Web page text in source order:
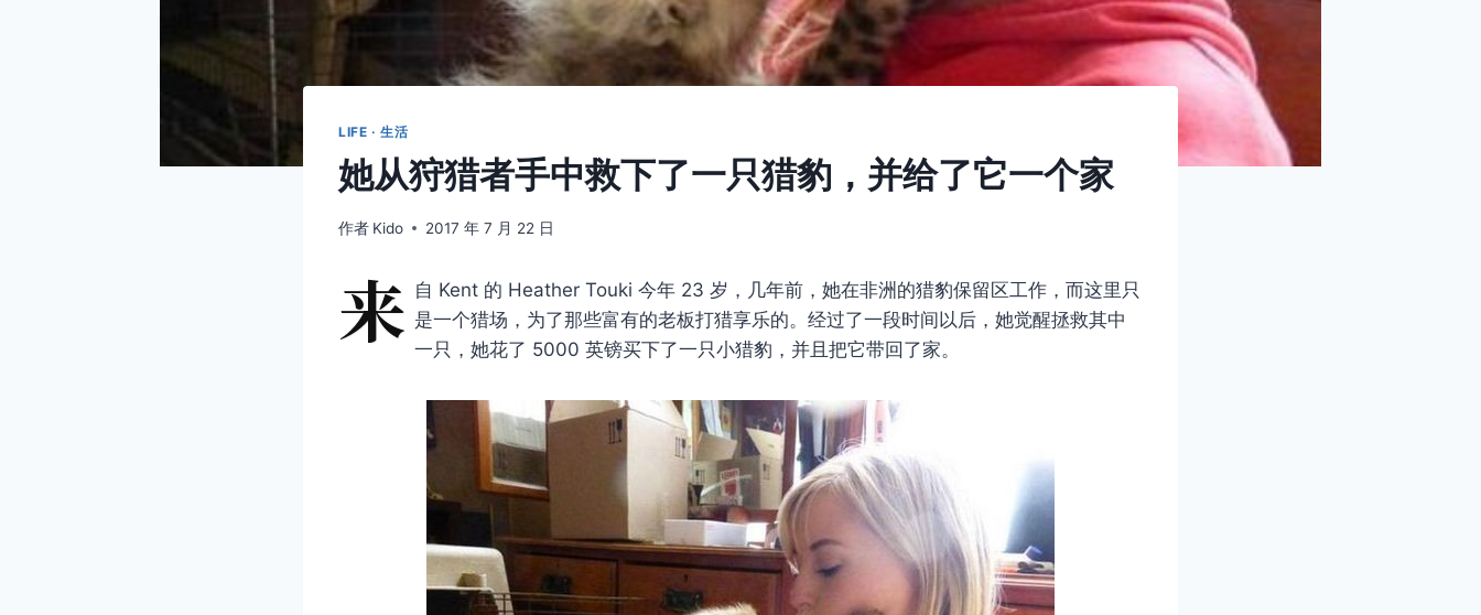
LIFE · 生活
她从狩猎者手中救下了一只猎豹，并给了它一个家
作者 Kido 2017 年 7 月 22 日
来 自 Kent 的 Heather Touki 今年 23 岁，几年前，她在非洲的猎豹保留区工作，而这里只
是一个猎场，为了那些富有的老板打猎享乐的。经过了一段时间以后，她觉醒拯救其中
一只，她花了 5000 英镑买下了一只小猎豹，并且把它带回了家。